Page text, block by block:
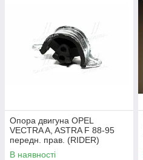
Опора двигуна OPEL
VECTRA A, ASTRA F 88-95
передн. прав. (RIDER)
RD.3438325348 UA58
В наявності